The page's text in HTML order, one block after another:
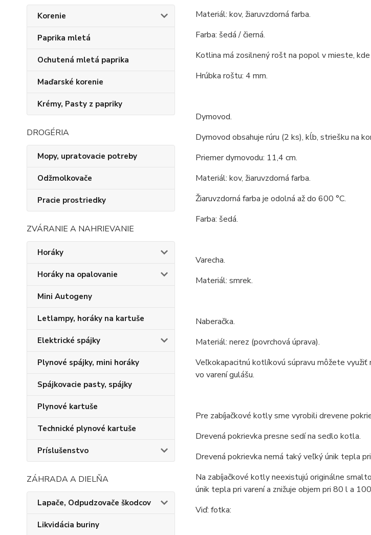
Korenie
Paprika mletá
Ochutená mletá paprika
Maďarské korenie
Krémy, Pasty z papriky
DROGÉRIA
Mopy, upratovacie potreby
Odžmolkovače
Pracie prostriedky
ZVÁRANIE A NAHRIEVANIE
Horáky
Horáky na opalovanie
Mini Autogeny
Letlampy, horáky na kartuše
Elektrické spájky
Plynové spájky, mini horáky
Spájkovacie pasty, spájky
Plynové kartuše
Technické plynové kartuše
Príslušenstvo
ZÁHRADA A DIELŇA
Lapače, Odpudzovače škodcov
Likvidácia buriny
Materiál: kov, žiaruvzdorná farba.
Farba: šedá / čierná.
Kotlina má zosilnený rošt na popol v mieste,
Hrúbka roštu: 4 mm.
Dymovod.
Dymovod obsahuje rúru (2 ks), kĺb, striešku na
Priemer dymovodu: 11,4 cm.
Materiál: kov, žiaruvzdorná farba.
Žiaruvzdorná farba je odolná až do 600 °C.
Farba: šedá.
Varecha.
Materiál: smrek.
Naberačka.
Materiál: nerez (povrchová úprava).
Veľkokapacitnú kotlíkovú súpravu môžete využiť
vo varení gulášu.
Pre zabíjačkové kotly sme vyrobili drevene
Drevená pokrievka presne sedí na sedlo kotla.
Drevená pokrievka nemá taký veľký únik tepla
Na zabíjačkové kotly neexistujú originálne
únik tepla pri varení a znižuje objem pri 80 l a
Viď: fotka: